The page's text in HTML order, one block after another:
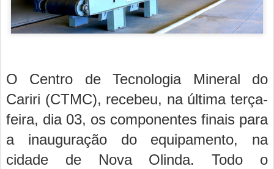
O Centro de Tecnologia Mineral do
Cariri (CTMC), recebeu, na última terça-
feira, dia 03, os componentes finais para
a inauguração do equipamento, na
cidade de Nova Olinda. Todo o